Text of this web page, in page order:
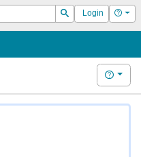
Suchen
Login Hilfe
Hilfe